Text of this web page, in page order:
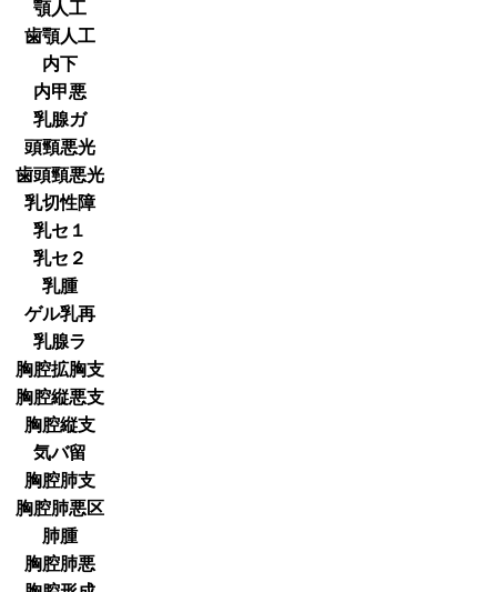
顎人工
歯顎人工
内下
内甲悪
乳腺ガ
頭頸悪光
歯頭頸悪光
乳切性障
乳セ１
乳セ２
乳腫
ゲル乳再
乳腺ラ
胸腔拡胸支
胸腔縦悪支
胸腔縦支
気バ留
胸腔肺支
胸腔肺悪区
肺腫
胸腔肺悪